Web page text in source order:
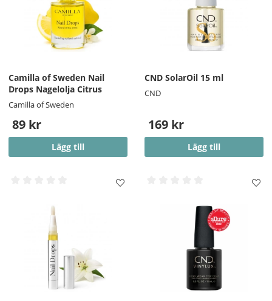
Camilla of Sweden Nail
Drops Nagelolja Citrus
Camilla of Sweden
89 kr
Lägg till
CND SolarOil 15 ml
CND
169 kr
Lägg till